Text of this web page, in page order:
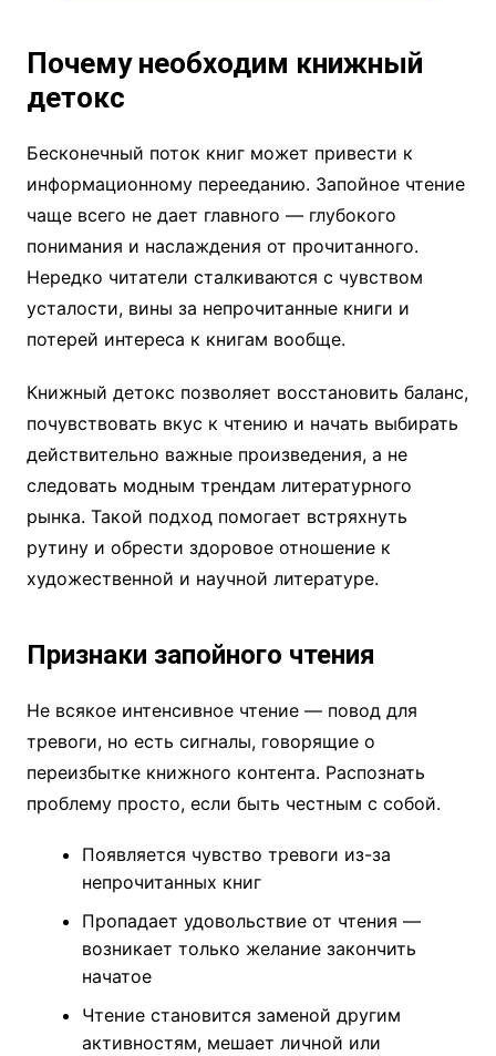
Почему необходим книжный
детокс
Бесконечный поток книг может привести к
информационному перееданию. Запойное чтение
чаще всего не дает главного — глубокого
понимания и наслаждения от прочитанного.
Нередко читатели сталкиваются с чувством
усталости, вины за непрочитанные книги и
потерей интереса к книгам вообще.
Книжный детокс позволяет восстановить баланс,
почувствовать вкус к чтению и начать выбирать
действительно важные произведения, а не
следовать модным трендам литературного
рынка. Такой подход помогает встряхнуть
рутину и обрести здоровое отношение к
художественной и научной литературе.
Признаки запойного чтения
Не всякое интенсивное чтение — повод для
тревоги, но есть сигналы, говорящие о
переизбытке книжного контента. Распознать
проблему просто, если быть честным с собой.
Появляется чувство тревоги из-за
непрочитанных книг
Пропадает удовольствие от чтения —
возникает только желание закончить
начатое
Чтение становится заменой другим
активностям, мешает личной или